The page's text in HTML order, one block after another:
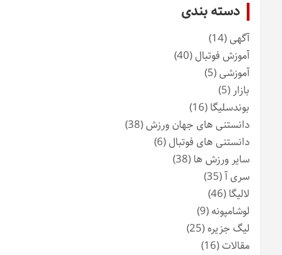
دسته بندی
آگهی(14)
آموزش فوتبال(40)
آموزشی(5)
بازار (5)
بوندسلیگا (16)
دانستنی های جهان ورزش(38)
دانستنی های فوتبال(6)
سایر ورزش ها (38)
سری آ(35)
لالیگا (46)
لوشامپونه(9)
لیگ جزیره(25)
مقالات(16)